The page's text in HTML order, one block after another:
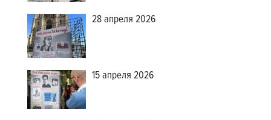
28 апреля 2026
15 апреля 2026